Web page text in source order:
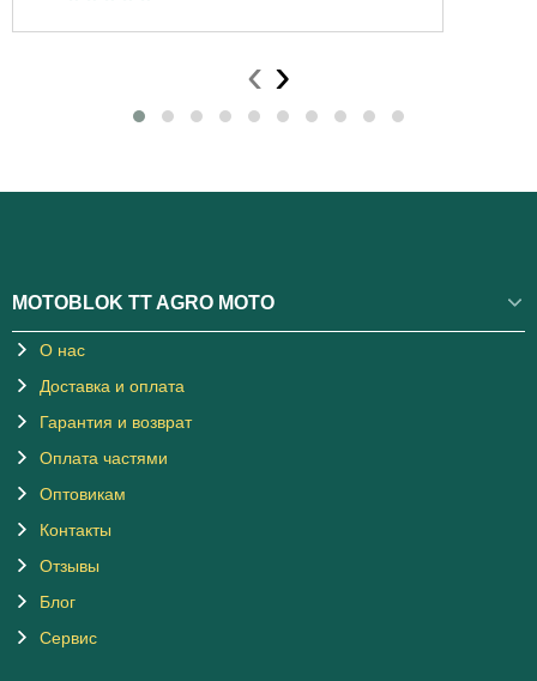
‹ ›
MOTOBLOK TT AGRO MOTO
О нас
Доставка и оплата
Гарантия и возврат
Оплата частями
Оптовикам
Контакты
Отзывы
Блог
Сервис